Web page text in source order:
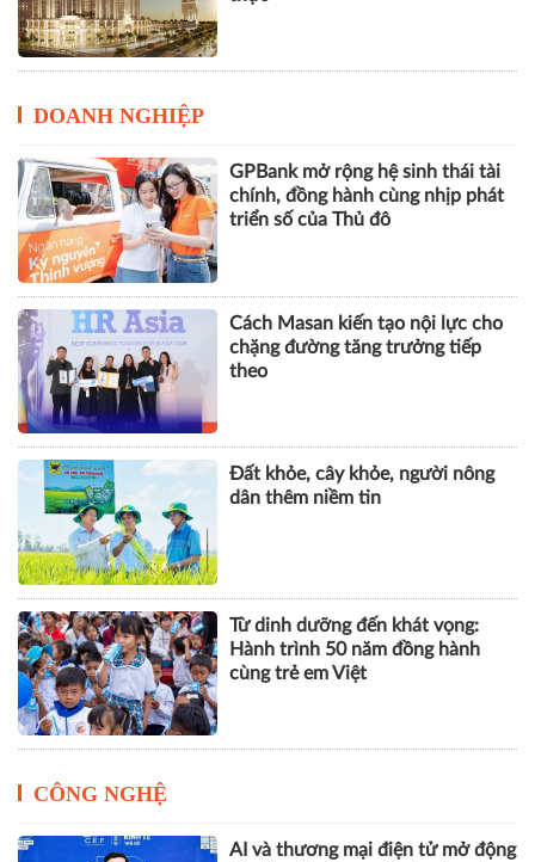
DOANH NGHIỆP
GPBank mở rộng hệ sinh thái tài
chính, đồng hành cùng nhịp phát
triển số của Thủ đô
Cách Masan kiến tạo nội lực cho
chặng đường tăng trưởng tiếp
theo
Đất khỏe, cây khỏe, người nông
dân thêm niềm tin
Từ dinh dưỡng đến khát vọng:
Hành trình 50 năm đồng hành
cùng trẻ em Việt
CÔNG NGHỆ
AI và thương mại điện tử mở động